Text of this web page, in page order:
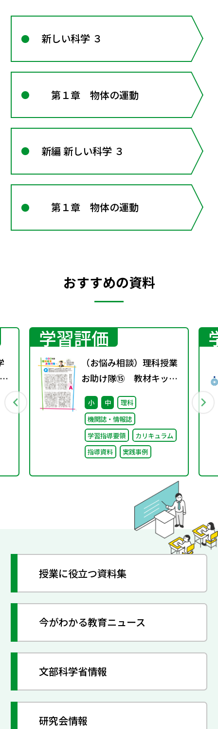
新しい科学 ３
第１章 物体の運動
新編 新しい科学 ３
第１章 物体の運動
おすすめの資料
学習評価
（お悩み相談）理科授業
お助け隊⑮ 教材キット
で主体的で個別最適な学
びを
小 中
理科
機関誌・情報誌
学習指導要領
カリキュラム
指導資料
実践事例
授業に役立つ資料集
今がわかる教育ニュース
文部科学省情報
研究会情報